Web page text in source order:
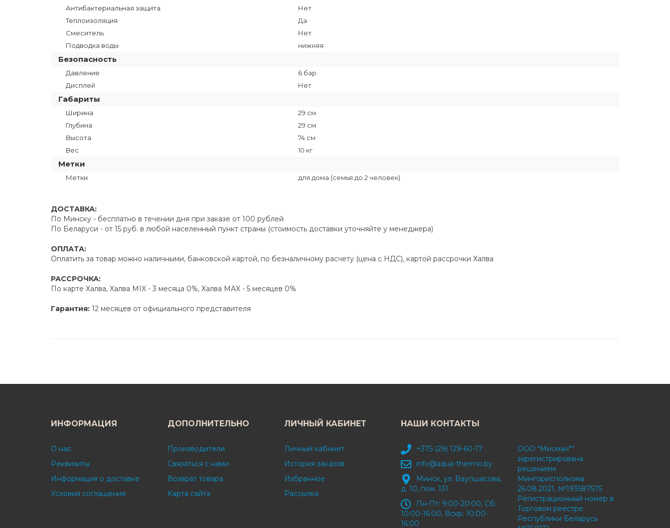
Антибактериальная защита
Нет
Теплоизоляция
Да
Смеситель
Нет
Подводка воды
нижняя
Безопасность
Давление
6 бар
Дисплей
Нет
Габариты
Ширина
29 см
Глубина
29 см
Высота
74 см
Вес
10 кг
Метки
Метки для дома (семья до 2 человек)
ДОСТАВКА:
По Минску - бесплатно в течении дня при заказе от 100 рублей
По Беларуси - от 15 руб. в любой населенный пункт страны (стоимость доставки уточняйте у менеджера)
ОПЛАТА:
Оплатить за товар можно наличными, банковской картой, по безналичному расчету (цена с НДС), картой рассрочки Халва
РАССРОЧКА:
По карте Халва, Халва MIX - 3 месяца 0%, Халва MAX - 5 месяцев 0%
Гарантия: 12 месяцев от официального представителя
ИНФОРМАЦИЯ
О нас
Реквизиты
Информация о доставке
Условия соглашения
ДОПОЛНИТЕЛЬНО
Производители
Связаться с нами
Возврат товара
Карта сайта
ЛИЧНЫЙ КАБИНЕТ
Личный кабинет
История заказов
Избранное
Рассылка
НАШИ КОНТАКТЫ
+375 (29) 129-60-17
info@aqua-thermo.by
Минск, ул. Ваупшасова,
д. 10, пом. 131
Пн-Пт: 9:00-20:00, Сб:
10:00-16:00, Вскр: 10:00-
16:00
ООО "Мисман""
зарегистрирована
решением
Мингорисполкома
26.08.2021, №193587575
Регистрационный номер в
Торговом реестре
Республики Беларусь